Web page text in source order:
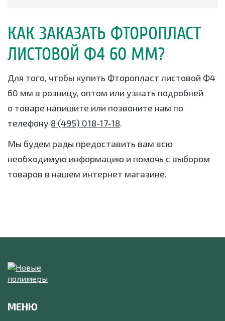
КАК ЗАКАЗАТЬ ФТОРОПЛАСТ
ЛИСТОВОЙ Ф4 60 ММ?
Для того, чтобы купить Фторопласт листовой Ф4
60 мм в розницу, оптом или узнать подробней
о товаре напишите или позвоните нам по
телефону 8 (495) 018-17-18.
Мы будем рады предоставить вам всю
необходимую информацию и помочь с выбором
товаров в нашем интернет магазине.
МЕНЮ